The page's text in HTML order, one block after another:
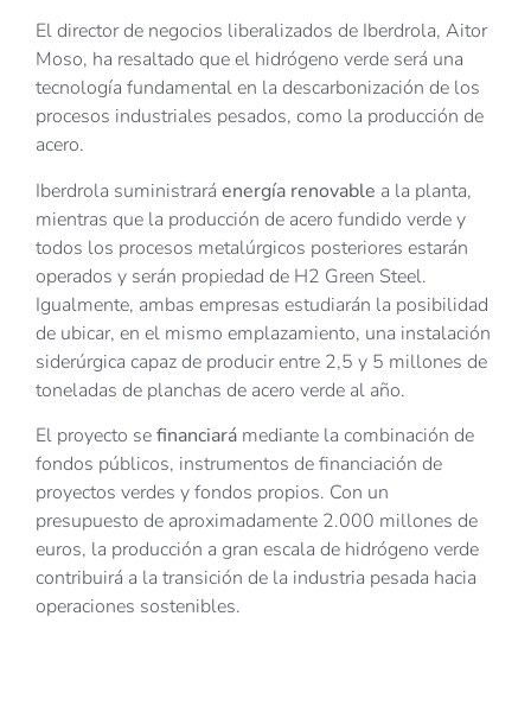
El director de negocios liberalizados de Iberdrola, Aitor
Moso, ha resaltado que el hidrógeno verde será una
tecnología fundamental en la descarbonización de los
procesos industriales pesados, como la producción de
acero.
Iberdrola suministrará energía renovable a la planta,
mientras que la producción de acero fundido verde y
todos los procesos metalúrgicos posteriores estarán
operados y serán propiedad de H2 Green Steel.
Igualmente, ambas empresas estudiarán la posibilidad
de ubicar, en el mismo emplazamiento, una instalación
siderúrgica capaz de producir entre 2,5 y 5 millones de
toneladas de planchas de acero verde al año.
El proyecto sefinanciará mediante la combinación de
fondos públicos, instrumentos de financiación de
proyectos verdes y fondos propios. Con un
presupuesto de aproximadamente 2.000 millones de
euros, la producción a gran escala de hidrógeno verde
contribuirá a la transición de la industria pesada hacia
operaciones sostenibles.